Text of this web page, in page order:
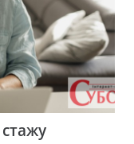
стажу